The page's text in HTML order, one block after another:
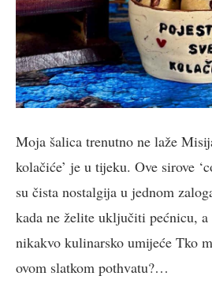
Moja šalica trenutno ne laže
kolačiće’ je u tijeku. Ove sirove
su čista nostalgija u jednom
kada ne želite uključiti pećnicu,
nikakvo kulinarsko umijeće Tko
ovom slatkom pothvatu?…